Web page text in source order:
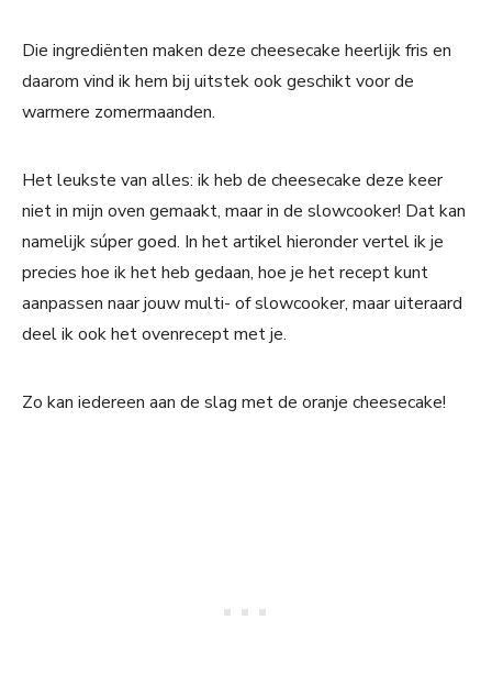
Die ingrediënten maken deze cheesecake heerlijk fris en
daarom vind ik hem bij uitstek ook geschikt voor de
warmere zomermaanden.
Het leukste van alles: ik heb de cheesecake deze keer
niet in mijn oven gemaakt, maar in de slowcooker! Dat kan
namelijk súper goed. In het artikel hieronder vertel ik je
precies hoe ik het heb gedaan, hoe je het recept kunt
aanpassen naar jouw multi- of slowcooker, maar uiteraard
deel ik ook het ovenrecept met je.
Zo kan iedereen aan de slag met de oranje cheesecake!